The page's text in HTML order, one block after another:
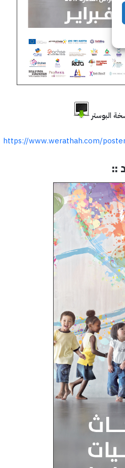
https://www.werathah.com/